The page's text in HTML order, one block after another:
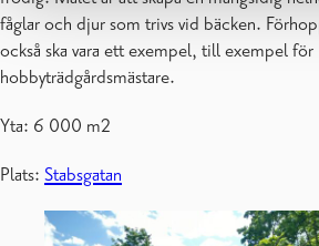
fåglar och djur som trivs vid bäcken.
också ska vara ett exempel, till exempel för
hobbyträdgårdsmästare.
Yta: 6 000 m2
Plats: Stabsgatan